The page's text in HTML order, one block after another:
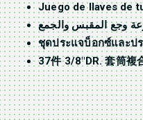
Juego de llaves de
وجع المقبس والجمع
ชุดประแจบ็อกซ์และป
37件 3/8″DR. 套筒複